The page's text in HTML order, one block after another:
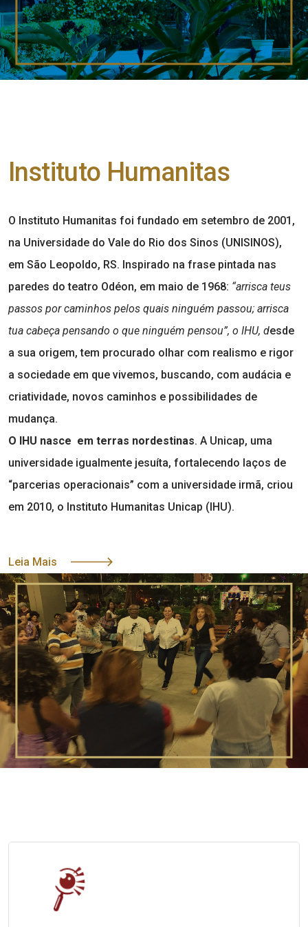
Instituto Humanitas
O Instituto Humanitas foi fundado em setembro de 2001,
na Universidade do Vale do Rio dos Sinos (UNISINOS),
em São Leopoldo, RS. Inspirado na frase pintada nas
paredes do teatro Odéon, em maio de 1968: “arrisca teus
passos por caminhos pelos quais ninguém passou; arrisca
tua cabeça pensando o que ninguém pensou”, o IHU, desde
a sua origem, tem procurado olhar com realismo e rigor
a sociedade em que vivemos, buscando, com audácia e
criatividade, novos caminhos e possibilidades de
mudança.
O IHU nasce em terras nordestinas. A Unicap, uma
universidade igualmente jesuíta, fortalecendo laços de
“parcerias operacionais” com a universidade irmã, criou
em 2010, o Instituto Humanitas Unicap (IHU).
Leia Mais